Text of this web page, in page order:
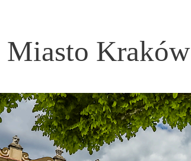
Miasto Kraków